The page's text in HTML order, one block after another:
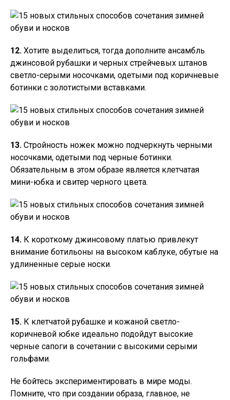
12. Хотите выделиться, тогда дополните ансамбль
джинсовой рубашки и черных стрейчевых штанов
светло-серыми носочками, одетыми под коричневые
ботинки с золотистыми вставками.
13. Стройность ножек можно подчеркнуть черными
носочками, одетыми под черные ботинки.
Обязательным в этом образе является клетчатая
мини-юбка и свитер черного цвета.
14. К короткому джинсовому платью привлекут
внимание ботильоны на высоком каблуке, обутые на
удлиненные серые носки.
15. К клетчатой рубашке и кожаной светло-
коричневой юбке идеально подойдут высокие
черные сапоги в сочетании с высокими серыми
гольфами.
Не бойтесь экспериментировать в мире моды.
Помните, что при создании образа, главное, не